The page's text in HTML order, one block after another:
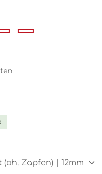
5 Sternen